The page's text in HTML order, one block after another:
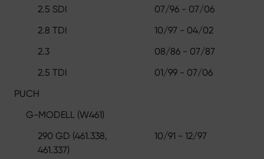
2.5 SDI
07/96 - 07/06
2.8 TDI
10/97 - 04/02
2.3
08/86 - 07/87
2.5 TDI
01/99 - 07/06
PUCH
G-MODELL (W461)
290 GD (461.338,
461.337)
10/91 - 12/97